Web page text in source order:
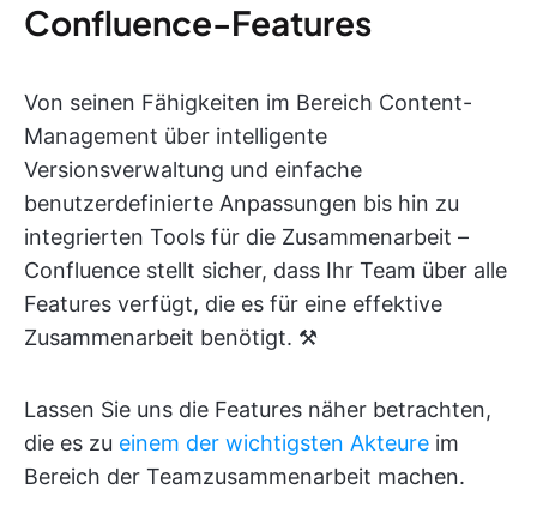
Confluence-Features
Von seinen Fähigkeiten im Bereich Content-
Management über intelligente
Versionsverwaltung und einfache
benutzerdefinierte Anpassungen bis hin zu
integrierten Tools für die Zusammenarbeit –
Confluence stellt sicher, dass Ihr Team über alle
Features verfügt, die es für eine effektive
Zusammenarbeit benötigt. ⚒️
Lassen Sie uns die Features näher betrachten,
die es zu einem der wichtigsten Akteure im
Bereich der Teamzusammenarbeit machen.